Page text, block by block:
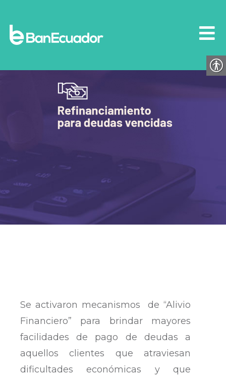
Se activaron mecanismos de “Alivio
Financiero” para brindar mayores
facilidades de pago de deudas a
aquellos clientes que atraviesan
dificultades económicas y que